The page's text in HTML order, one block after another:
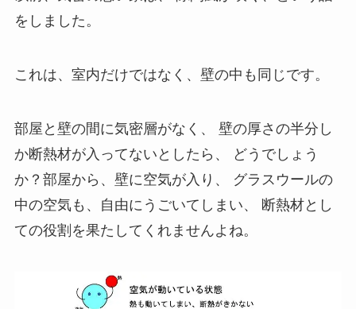
をしました。
これは、室内だけではなく、壁の中も同じです。
部屋と壁の間に気密層がなく、 壁の厚さの半分し
か断熱材が入ってないとしたら、 どうでしょう
か？部屋から、壁に空気が入り、 グラスウールの
中の空気も、自由にうごいてしまい、 断熱材とし
ての役割を果たしてくれませんよね。